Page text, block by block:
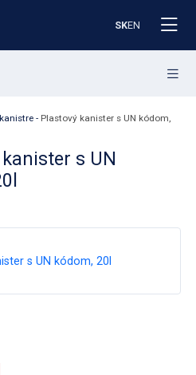
SKEN
- Plastový kanister s UN kódom,
s UN